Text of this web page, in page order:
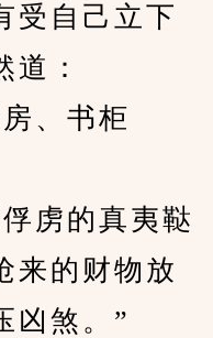
自己立下
：
、书柜
虏的真夷鞑
来的财物放
凶煞。”